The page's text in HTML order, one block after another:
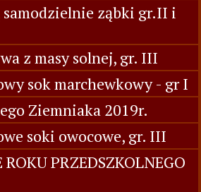
ząbki gr.II i
z masy solnej, gr. III
sok marchewkowy - gr I
Ziemniaka 2019r.
soki owocowe, gr. III
ROKU PRZEDSZKOLNEGO